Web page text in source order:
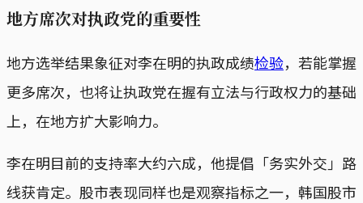
地方席次对执政党的重要性
地方选举结果象征对李在明的执政成绩检验，若能掌握
更多席次，也将让执政党在握有立法与行政权力的基础
上，在地方扩大影响力。
李在明目前的支持率大约六成，他提倡「务实外交」路
线获肯定。股市表现同样也是观察指标之一，韩国股市